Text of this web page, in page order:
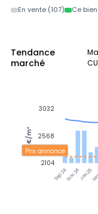
En vente (107) Ce bien
Tendance
marché
Sep 24Nov 24Jan 25
Prix annonce
3032
2568
2104
€/m²